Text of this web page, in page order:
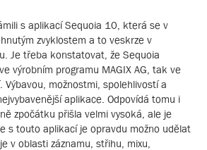
s aplikací Sequoia 10, která se v
zvyklostem a to veskrze v
Je třeba konstatovat, že Sequoia
výrobním programu MAGIX AG, tak ve
možnostmi, spolehlivostí a
aplikace. Odpovídá tomu i
zpočátku přišla velmi vysoká, ale je
s touto aplikací je opravdu možno udělat
v oblasti záznamu, střihu, mixu,